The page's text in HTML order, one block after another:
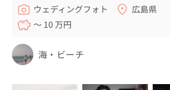
ウェディングフォト
広島県
〜 10 万円
海・ビーチ